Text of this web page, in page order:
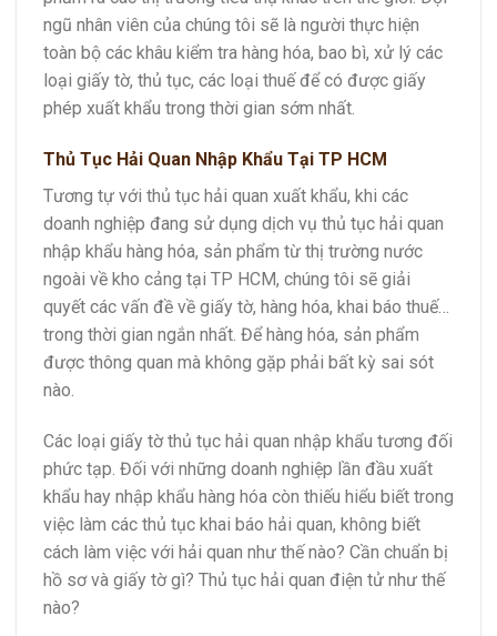
ngũ nhân viên của chúng tôi sẽ là người thực hiện
toàn bộ các khâu kiểm tra hàng hóa, bao bì, xử lý các
loại giấy tờ, thủ tục, các loại thuế để có được giấy
phép xuất khẩu trong thời gian sớm nhất.
Thủ Tục Hải Quan Nhập Khẩu Tại TP HCM
Tương tự với thủ tục hải quan xuất khẩu, khi các
doanh nghiệp đang sử dụng dịch vụ thủ tục hải quan
nhập khẩu hàng hóa, sản phẩm từ thị trường nước
ngoài về kho cảng tại TP HCM, chúng tôi sẽ giải
quyết các vấn đề về giấy tờ, hàng hóa, khai báo thuế…
trong thời gian ngắn nhất. Để hàng hóa, sản phẩm
được thông quan mà không gặp phải bất kỳ sai sót
nào.
Các loại giấy tờ thủ tục hải quan nhập khẩu tương đối
phức tạp. Đối với những doanh nghiệp lần đầu xuất
khẩu hay nhập khẩu hàng hóa còn thiếu hiểu biết trong
việc làm các thủ tục khai báo hải quan, không biết
cách làm việc với hải quan như thế nào? Cần chuẩn bị
hồ sơ và giấy tờ gì? Thủ tục hải quan điện tử như thế
nào?